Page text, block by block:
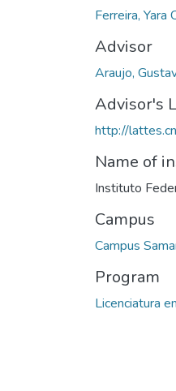
Ferreira, Yara
Advisor
Araujo,
Advisor's
http://
Name of
Instituto
Campus
Campus
Program
Licenciatura